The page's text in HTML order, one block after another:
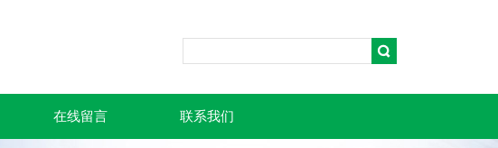
在线留言 联系我们